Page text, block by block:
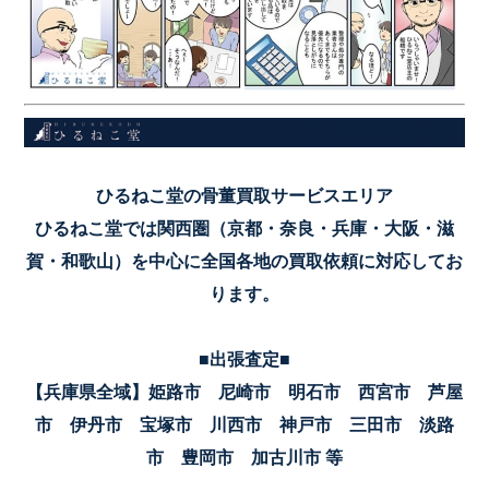
ひるねこ堂の骨董買取サービスエリア
ひるねこ堂では関西圏（京都・奈良・兵庫・大阪・滋
賀・和歌山）を中心に全国各地の買取依頼に対応してお
ります。
■出張査定■
【兵庫県全域】姫路市 尼崎市 明石市 西宮市 芦屋
市 伊丹市 宝塚市 川西市 神戸市 三田市 淡路
市 豊岡市 加古川市 等